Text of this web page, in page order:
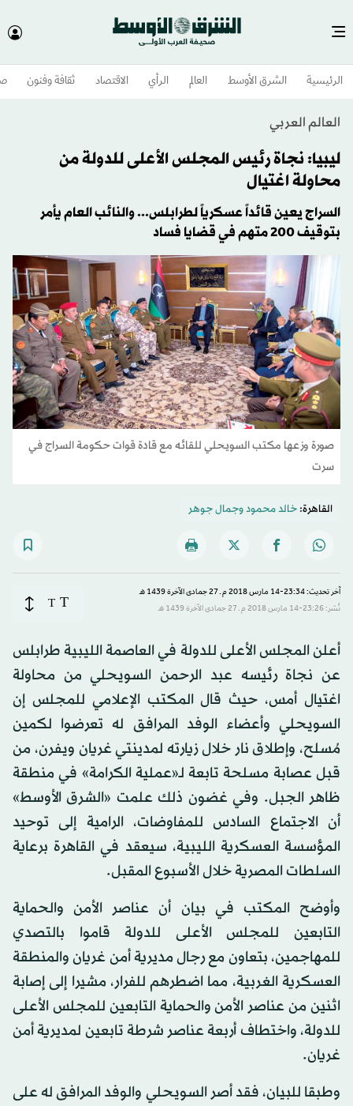
الرئيسية الشرق الأوسط​ العالم الرأي الاقتصاد ثقافة وفنون
العالم العربي
ليبيا: نجاة رئيس المجلس الأعلى للدولة من
محاولة اغتيال
السراج يعين قائداً عسكرياً لطرابلس... والنائب العام يأمر
بتوقيف 200 متهم في قضايا فساد
صورة وزعها مكتب السويحلي للقائه مع قادة قوات حكومة السراج في
سرت
القاهرة:خالد محمودوجمال جوهر
آخر تحديث: 23:34-14 مارس 2018 م ـ 27 جمادى الآخرة 1439 هـ
نُشر: 23:26-14 مارس 2018 م ـ 27 جمادى الآخرة 1439 هـ
T
T
أعلن المجلس الأعلى للدولة في العاصمة الليبية طرابلس
عن نجاة رئيسه عبد الرحمن السويحلي من محاولة
اغتيال أمس، حيث قال المكتب الإعلامي للمجلس إن
السويحلي وأعضاء الوفد المرافق له تعرضوا لكمين
مُسلح، وإطلاق نار خلال زيارته لمدينتي غريان ويفرن، من
قبل عصابة مسلحة تابعة لـ«عملية الكرامة» في منطقة
ظاهر الجبل. وفي غضون ذلك علمت «الشرق الأوسط»
أن الاجتماع السادس للمفاوضات، الرامية إلى توحيد
المؤسسة العسكرية الليبية، سيعقد في القاهرة برعاية
السلطات المصرية خلال الأسبوع المقبل.
وأوضح المكتب في بيان أن عناصر الأمن والحماية
التابعين للمجلس الأعلى للدولة قاموا بالتصدي
للمهاجمين، بتعاون مع رجال مديرية أمن غريان والمنطقة
العسكرية الغربية، مما اضطرهم للفرار، مشيرا إلى إصابة
اثنين من عناصر الأمن والحماية التابعين للمجلس الأعلى
للدولة، واختطاف أربعة عناصر شرطة تابعين لمديرية أمن
غريان.
وطبقا للبيان، فقد أصر السويحلي والوفد المرافق له على